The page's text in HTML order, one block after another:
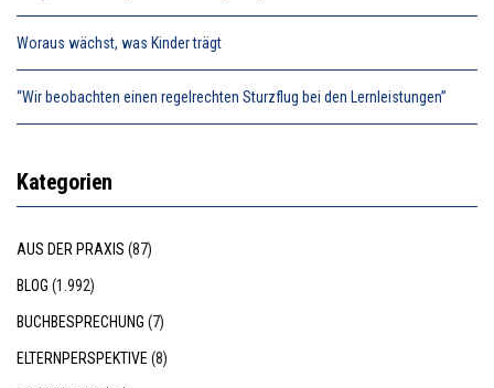
Woraus wächst, was Kinder trägt
“Wir beobachten einen regelrechten Sturzflug bei den Lernleistungen”
Kategorien
AUS DER PRAXIS (87)
BLOG (1.992)
BUCHBESPRECHUNG (7)
ELTERNPERSPEKTIVE (8)